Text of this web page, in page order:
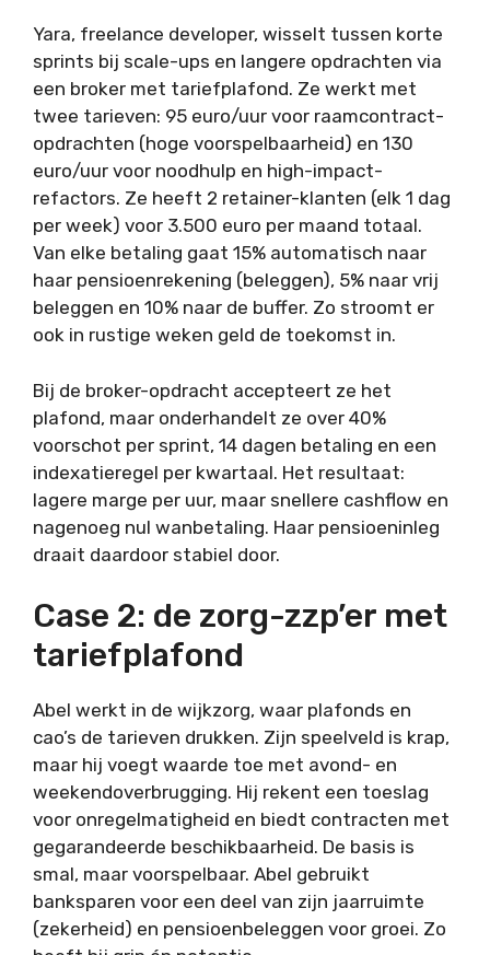
Yara, freelance developer, wisselt tussen korte
sprints bij scale-ups en langere opdrachten via
een broker met tariefplafond. Ze werkt met
twee tarieven: 95 euro/uur voor raamcontract-
opdrachten (hoge voorspelbaarheid) en 130
euro/uur voor noodhulp en high-impact-
refactors. Ze heeft 2 retainer-klanten (elk 1 dag
per week) voor 3.500 euro per maand totaal.
Van elke betaling gaat 15% automatisch naar
haar pensioenrekening (beleggen), 5% naar vrij
beleggen en 10% naar de buffer. Zo stroomt er
ook in rustige weken geld de toekomst in.
Bij de broker-opdracht accepteert ze het
plafond, maar onderhandelt ze over 40%
voorschot per sprint, 14 dagen betaling en een
indexatieregel per kwartaal. Het resultaat:
lagere marge per uur, maar snellere cashflow en
nagenoeg nul wanbetaling. Haar pensioeninleg
draait daardoor stabiel door.
Case 2: de zorg-zzp’er met
tariefplafond
Abel werkt in de wijkzorg, waar plafonds en
cao’s de tarieven drukken. Zijn speelveld is krap,
maar hij voegt waarde toe met avond- en
weekendoverbrugging. Hij rekent een toeslag
voor onregelmatigheid en biedt contracten met
gegarandeerde beschikbaarheid. De basis is
smal, maar voorspelbaar. Abel gebruikt
banksparen voor een deel van zijn jaarruimte
(zekerheid) en pensioenbeleggen voor groei. Zo